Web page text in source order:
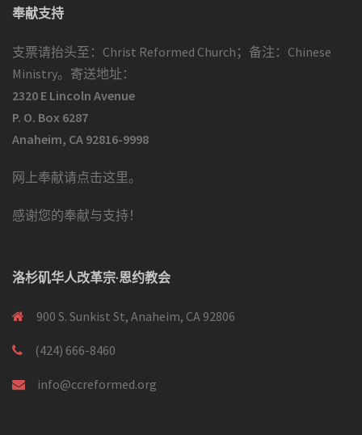
奉献支持
支票请抬头至：Christ Reformed Church；备注：Chinese
Ministry。寄送地址：
2320 E Lincoln Avenue
P. O. Box 6287
Anaheim, CA 92816-9998
网上奉献请点击这里。
感谢您的奉献与支持！
洛杉矶华人改革宗·恩约教会
900 S. Sunkist St, Anaheim, CA 92806
(424) 666-8460
info@ccreformed.org